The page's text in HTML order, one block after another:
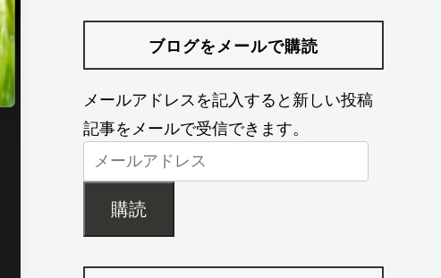
ブログをメールで購読
メールアドレスを記入すると新しい投稿
記事をメールで受信できます。
購読